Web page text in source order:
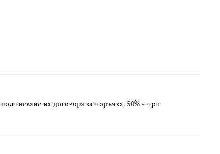
на договора за поръчка, 50% - при